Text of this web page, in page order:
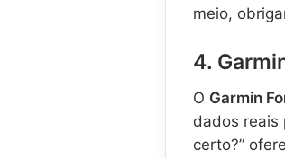
meio,
4.
O Garmin
dados reais
certo?”